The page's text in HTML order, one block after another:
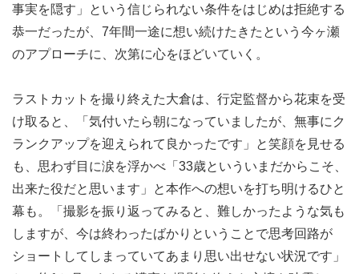
事実を隠す」という信じられない条件をはじめは拒絶する
恭一だったが、7年間一途に想い続けたきたという今ヶ瀬
のアプローチに、次第に心をほどいていく。
ラストカットを撮り終えた大倉は、行定監督から花束を受
け取ると、「気付いたら朝になっていましたが、無事にク
ランクアップを迎えられて良かったです」と笑顔を見せる
も、思わず目に涙を浮かべ「33歳といういまだからこそ、
出来た役だと思います」と本作への想いを打ち明けるひと
幕も。「撮影を振り返ってみると、難しかったような気も
しますが、今は終わったばかりということで思考回路が
ショートしてしまっていてあまり思い出せない状況です」